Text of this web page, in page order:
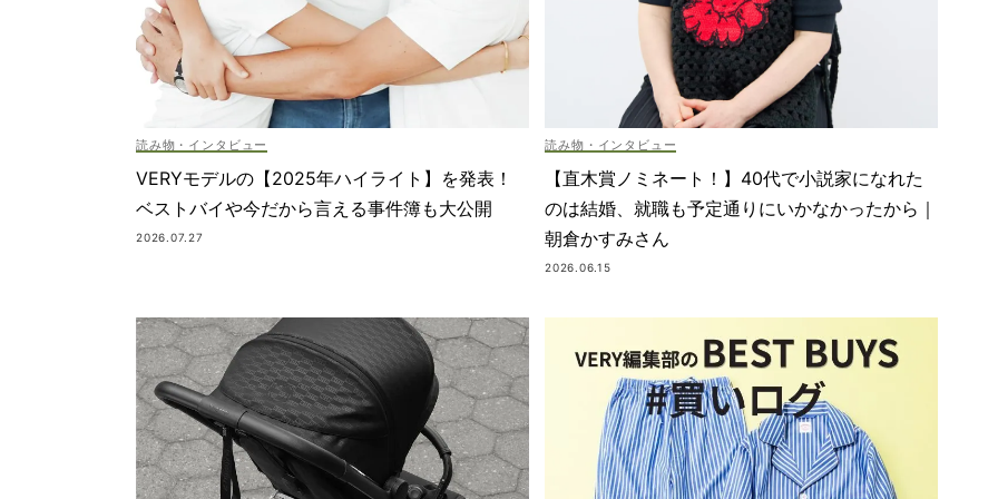
読み物・インタビュー
VERYモデルの【2025年ハイライト】を発表！
ベストバイや今だから言える事件簿も大公開
2026.07.27
読み物・インタビュー
【直木賞ノミネート！】40代で小説家になれた
のは結婚、就職も予定通りにいかなかったから｜
朝倉かすみさん
2026.06.15